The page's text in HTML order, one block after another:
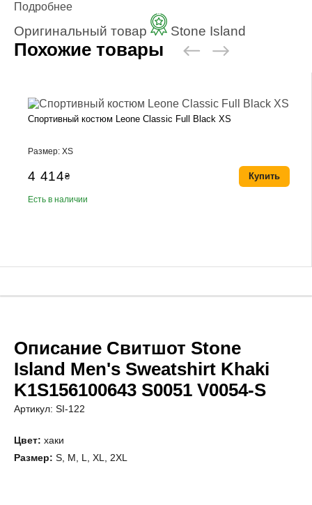
Подробнее
Оригинальный товар Stone Island
Похожие товары
Спортивный костюм Leone Classic Full Black XS
Размер: XS
4 414₴
Есть в наличии
Купить
Описание Свитшот Stone
Island Men's Sweatshirt Khaki
K1S156100643 S0051 V0054-S
Артикул: SI-122
Цвет: хаки
Размер: S, M, L, XL, 2XL